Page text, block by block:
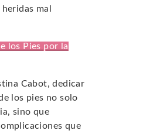
mal
los Pies por la
Cabot, dedicar
los pies no solo
sino que
que